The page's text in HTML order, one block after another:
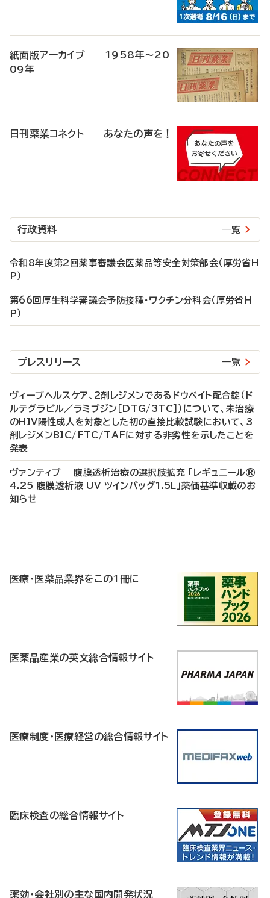
紙面版アーカイブ 1958年～20
09年
日刊薬業コネクト あなたの声を！
行政資料 一覧
令和8年度第2回薬事審議会医薬品等安全対策部会（厚労省H
P）
第66回厚生科学審議会予防接種・ワクチン分科会（厚労省H
P）
プレスリリース 一覧
ヴィーブヘルスケア、2剤レジメンであるドウベイト配合錠（ド
ルテグラビル／ラミブジン［DTG/3TC］）について、未治療
のHIV陽性成人を対象とした初の直接比較試験において、3
剤レジメンBIC/FTC/TAFに対する非劣性を示したことを
発表
ヴァンティブ 腹膜透析治療の選択肢拡充 「レギュニール®
4.25 腹膜透析液 UV ツインバッグ1.5L」薬価基準収載のお
知らせ
医療・医薬品業界をこの1冊に
医薬品産業の英文総合情報サイト
医療制度・医療経営の総合情報サイト
臨床検査の総合情報サイト
薬効・会社別の主な国内開発状況